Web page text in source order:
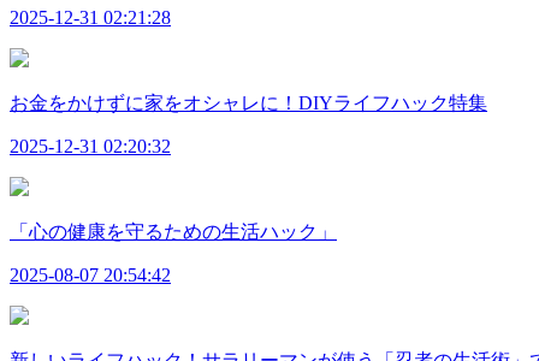
2025-12-31 02:21:28
お金をかけずに家をオシャレに！DIYライフハック特集
2025-12-31 02:20:32
「心の健康を守るための生活ハック」
2025-08-07 20:54:42